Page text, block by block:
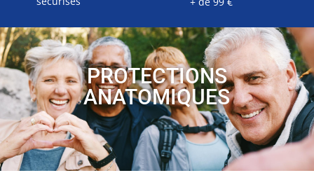
PROTECTIONS
ANATOMIQUES